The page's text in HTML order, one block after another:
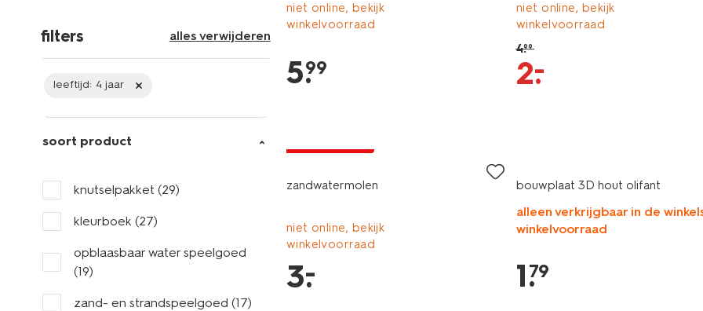
filters alles verwijderen
leeftijd: 4 jaar
soort product
knutselpakket (29)
kleurboek (27)
opblaasbaar water speelgoed
(19)
zand- en strandspeelgoed (17)
niet online, bekijk
winkelvoorraad
5.
99
niet online, bekijk
winkelvoorraad
4.99
2.
–
zandwatermolen
niet online, bekijk
winkelvoorraad
3.
–
bouwplaat 3D hout olifant
alleen verkrijgbaar in de
winkelvoorraad
1.
79